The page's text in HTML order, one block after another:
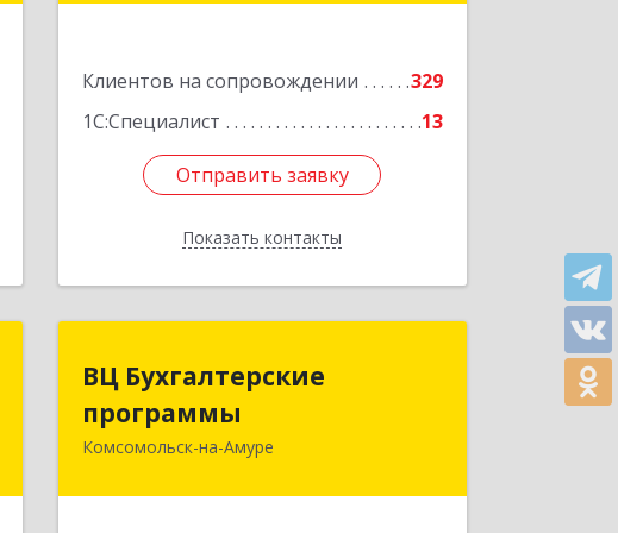
Клиентов на сопровождении
329
1С:Специалист
13
Отправить заявку
Показать контакты
Подробнее
Отправить заявку
Назад
ВЦ Бухгалтерские
программы
Комсомольск-на-Амуре
программы
681000, Хабаровский край,